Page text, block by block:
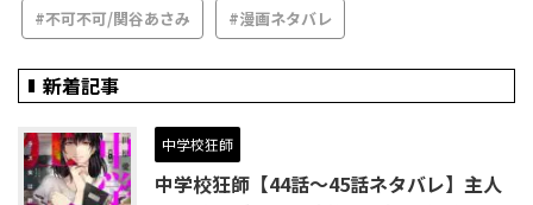
#不可不可/関谷あさみ #漫画ネタバレ
新着記事
中学校狂師
中学校狂師【44話～45話ネタバレ】主人